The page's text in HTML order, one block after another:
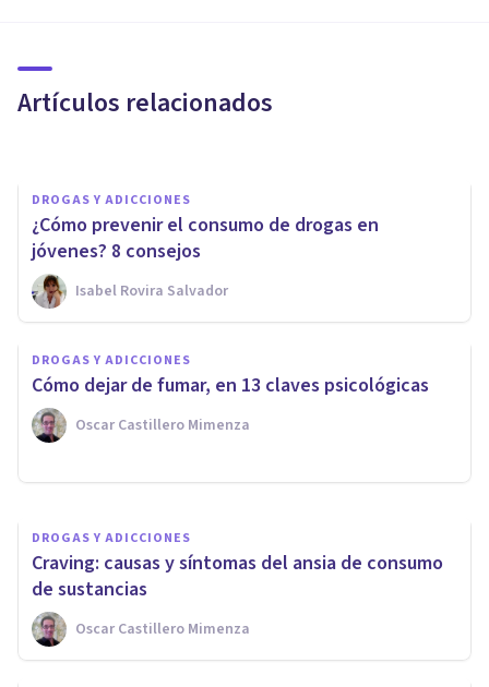
Artículos relacionados
¿La droga mata realmente?
DROGAS Y ADICCIONES
¿Cómo prevenir el consumo de drogas en
jóvenes? 8 consejos
Isabel Rovira Salvador
DROGAS Y ADICCIONES
Cómo dejar de fumar, en 13 claves psicológicas
Oscar Castillero Mimenza
Heroína: síntomas, efectos y
tipo de abstinencia
DROGAS Y ADICCIONES
Craving: causas y síntomas del ansia de consumo
de sustancias
Oscar Castillero Mimenza